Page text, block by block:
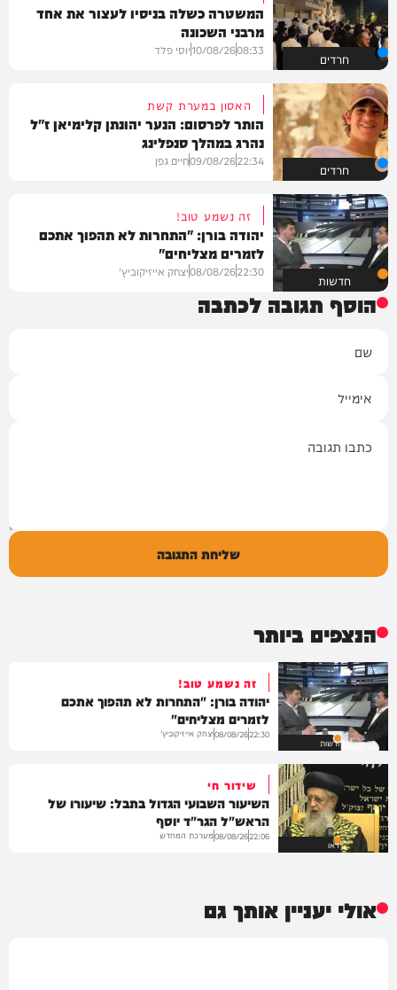
חרדים
המשטרה כשלה בניסיו לעצור את אחד
מרבני השכונה
08:33
10/08/26יוסי פלד
חרדים
האסון במערת קשת
הותר לפרסום: הנער יהונתן קלימיאן ז"ל
נהרג במהלך סנפלינג
22:34
09/08/26חיים גפן
חדשות
זה נשמע טוב!
יהודה בורן: "התחרות לא תהפוך אתכם
לזמרים מצליחים"
22:30
08/08/26יצחק אייזיקוביץ'
הוסף תגובה לכתבה
שליחת התגובה
הנצפים ביותר
חדשות
זה נשמע טוב!
יהודה בורן: "התחרות לא תהפוך אתכם
לזמרים מצליחים"
22:30
08/08/26יצחק אייזיקוביץ'
וידאו
שידור חי
השיעור השבועי הגדול בתבל: שיעורו של
הראש"ל הגר"ד יוסף
22:06
08/08/26מערכת המחדש
אולי יעניין אותך גם